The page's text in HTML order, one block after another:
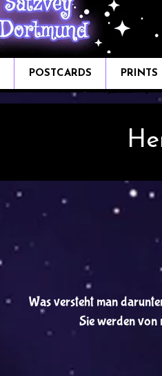
POSTCARDS PRINTS
Was versteht man
Sie werden von